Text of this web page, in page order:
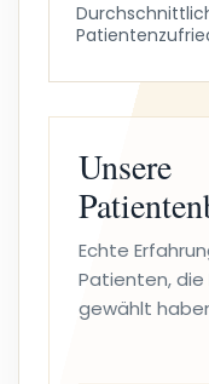
Unsere
Echte
Patienten, die
gewählt